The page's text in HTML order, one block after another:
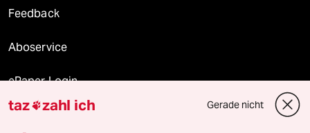
Feedback
Aboservice
ePaper Login
Downloads für Abonnierende
taz zahl ich Gerade nicht